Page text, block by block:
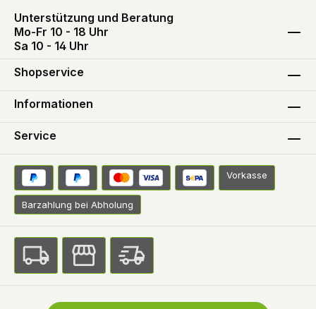
Unterstützung und Beratung
Mo-Fr 10 - 18 Uhr
Sa 10 - 14 Uhr
Shopservice
Informationen
Service
Vorkasse
Barzahlung bei Abholung